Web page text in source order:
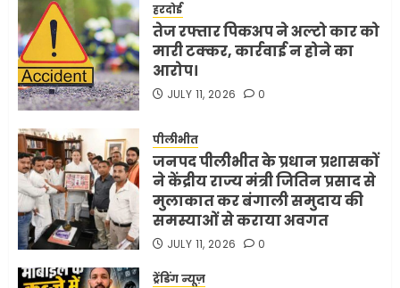
हरदोई
तेज रफ्तार पिकअप ने अल्टो कार को
मारी टक्कर, कार्रवाई न होने का
आरोप।
JULY 11, 2026 0
पीलीभीत
जनपद पीलीभीत के प्रधान प्रशासकों
ने केंद्रीय राज्य मंत्री जितिन प्रसाद से
मुलाकात कर बंगाली समुदाय की
समस्याओं से कराया अवगत
JULY 11, 2026 0
ट्रेंडिंग न्यूज़